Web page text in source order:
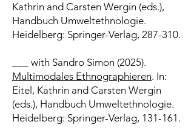
Kathrin and Carsten Wergin (eds.),
Handbuch Umweltethnologie.
Heidelberg: Springer-Verlag, 287-310.
___ with Sandro Simon (2025).
Multimodales Ethnographieren. In:
Eitel, Kathrin and Carsten Wergin
(eds.), Handbuch Umweltethnologie.
Heidelberg: Springer-Verlag, 131-161.